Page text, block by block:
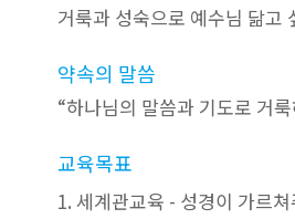
거룩과 성숙으로 예수님 닮고
약속의 말씀
“하나님의 말씀과 기도로 거
교육목표
1. 세계관교육 - 성경이 가르